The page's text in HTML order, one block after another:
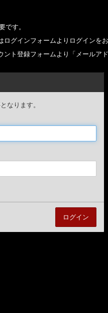
す。
グインフォームよりログインをお
ント登録フォームより「メール
なります。